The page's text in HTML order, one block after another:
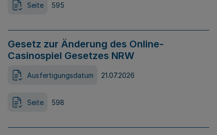
Seite 595
Gesetz zur Änderung des Online-
Casinospiel Gesetzes NRW
Ausfertigungsdatum 21.07.2026
Seite 598